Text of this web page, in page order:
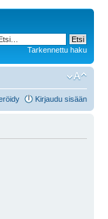
Tarkennettu haku
Kirjaudu sisään